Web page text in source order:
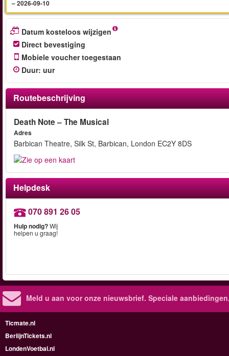
– 2026-09-10
Datum kosteloos wijzigen
Direct bevestiging
Mobiele voucher toegestaan
Duur: uur
Routebeschrijving
Death Note – The Musical
Adres
Barbican Theatre, Silk St, Barbican, London EC2Y 8DS
Helpdesk
070 891 26 05
Hulp nodig?Wij
helpen u graag!
Meld u aan voor onze nieuwsbrief. Speciale
Ticmate.nl
BerlijnTickets.nl
LondenVoetbal.nl